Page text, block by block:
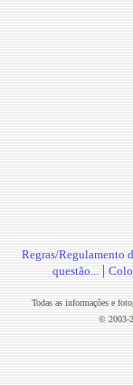
Regras/Regulamento
questão... |
Todas as informações e
© 2003-